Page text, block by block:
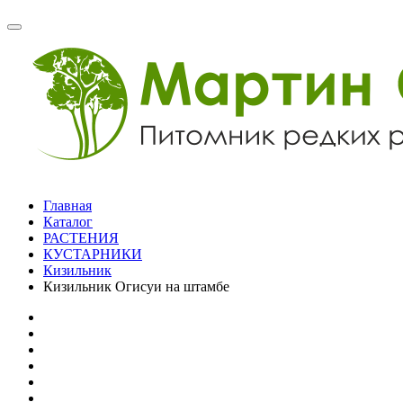
Главная
Каталог
РАСТЕНИЯ
КУСТАРНИКИ
Кизильник
Кизильник Огисуи на штамбе